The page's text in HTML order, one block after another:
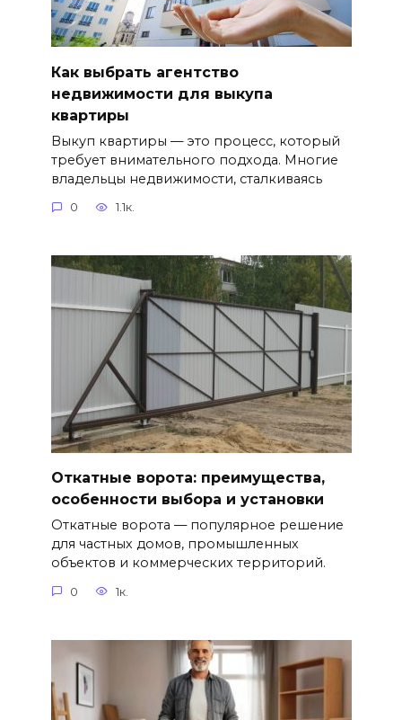
Как выбрать агентство
недвижимости для выкупа
квартиры
Выкуп квартиры — это процесс, который
требует внимательного подхода. Многие
владельцы недвижимости, сталкиваясь
0 1.1к.
Откатные ворота: преимущества,
особенности выбора и установки
Откатные ворота — популярное решение
для частных домов, промышленных
объектов и коммерческих территорий.
0 1к.